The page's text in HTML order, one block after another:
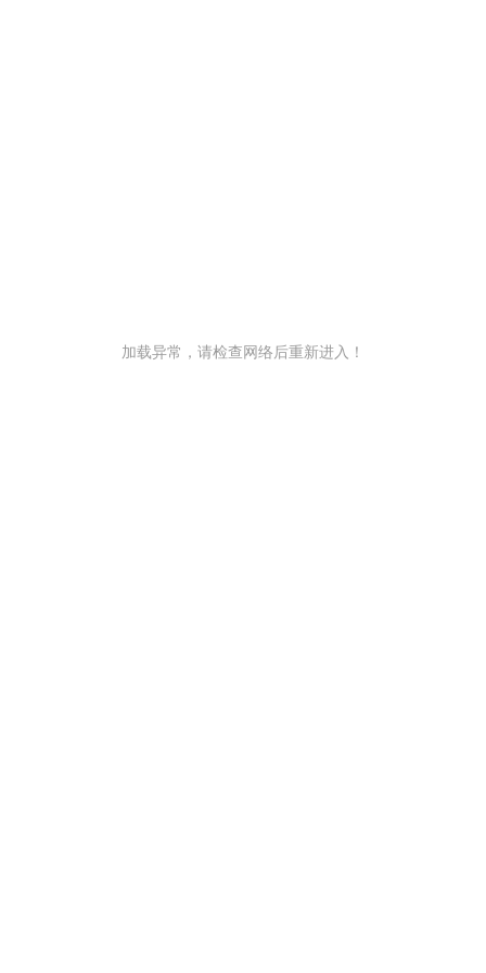
加载异常，请检查网络后重新进入！